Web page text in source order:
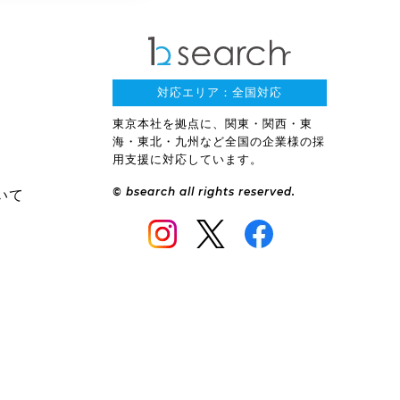
て
対応エリア：全国対応
東京本社を拠点に、関東・関西・東
海・東北・九州など全国の企業様の採
用支援に対応しています。
© bsearch all rights reserved.